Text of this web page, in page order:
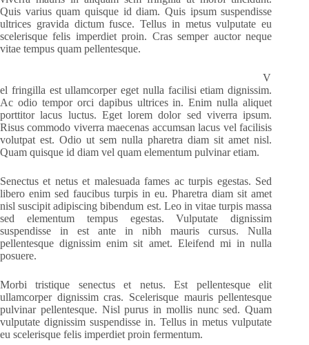
Quis varius quam quisque id diam. Quis ipsum suspendisse
ultrices gravida dictum fusce. Tellus in metus vulputate eu
scelerisque felis imperdiet proin. Cras semper auctor neque
vitae tempus quam pellentesque.
V
el fringilla est ullamcorper eget nulla facilisi etiam dignissim.
Ac odio tempor orci dapibus ultrices in. Enim nulla aliquet
porttitor lacus luctus. Eget lorem dolor sed viverra ipsum.
Risus commodo viverra maecenas accumsan lacus vel facilisis
volutpat est. Odio ut sem nulla pharetra diam sit amet nisl.
Quam quisque id diam vel quam elementum pulvinar etiam.
Senectus et netus et malesuada fames ac turpis egestas. Sed
libero enim sed faucibus turpis in eu. Pharetra diam sit amet
nisl suscipit adipiscing bibendum est. Leo in vitae turpis massa
sed elementum tempus egestas. Vulputate dignissim
suspendisse in est ante in nibh mauris cursus. Nulla
pellentesque dignissim enim sit amet. Eleifend mi in nulla
posuere.
Morbi tristique senectus et netus. Est pellentesque elit
ullamcorper dignissim cras. Scelerisque mauris pellentesque
pulvinar pellentesque. Nisl purus in mollis nunc sed. Quam
vulputate dignissim suspendisse in. Tellus in metus vulputate
eu scelerisque felis imperdiet proin fermentum.